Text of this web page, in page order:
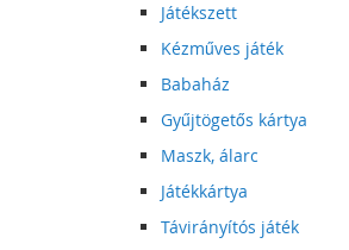
Játékszett
Kézműves játék
Babaház
Gyűjtögetős kártya
Maszk, álarc
Játékkártya
Távirányítós játék